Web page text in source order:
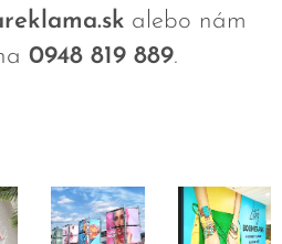
alebo nám
0948 819 889.